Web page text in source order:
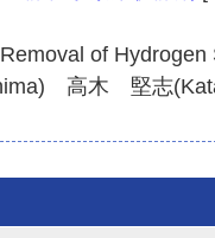
of Hydrogen
高木 堅志